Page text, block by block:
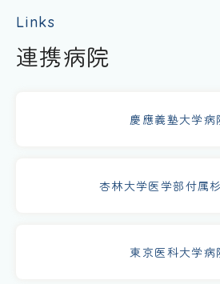
Links
連携病院
慶應義塾大学病
杏林大学医学部付属
東京医科大学病